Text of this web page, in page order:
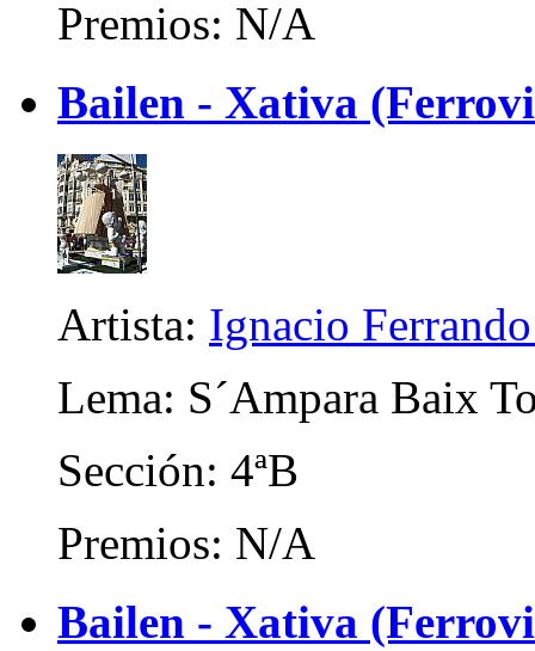
Premios: N/A
Bailen - Xativa
Artista: Ignacio
Lema: S´Ampara Baix
Sección: 4ªB
Premios: N/A
Bailen - Xativa